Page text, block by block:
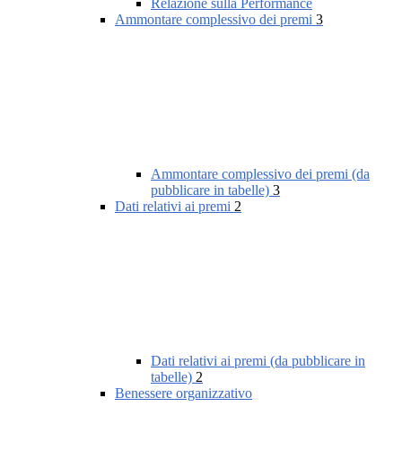
Relazione sulla Performance
Ammontare complessivo dei premi 3
Ammontare complessivo dei premi (da
pubblicare in tabelle) 3
Dati relativi ai premi 2
Dati relativi ai premi (da pubblicare in
tabelle) 2
Benessere organizzativo